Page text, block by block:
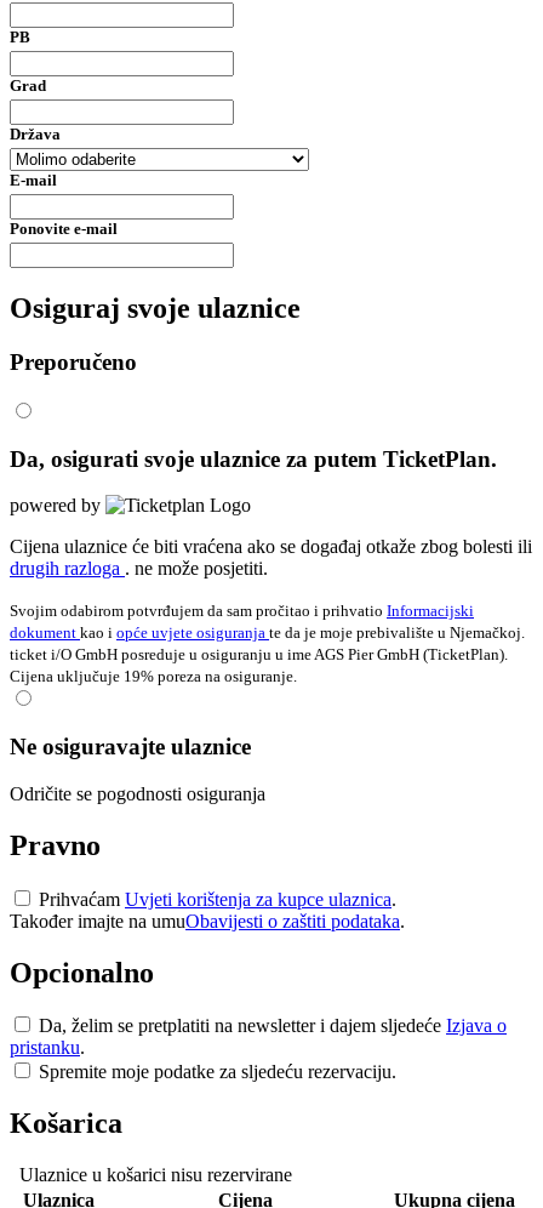
PB
Grad
Država
E-mail
Ponovite e-mail
Osiguraj svoje ulaznice
Preporučeno
Da, osigurati svoje ulaznice za putem TicketPlan.
powered by
Cijena ulaznice će biti vraćena ako se događaj otkaže zbog bolesti ili
drugih razloga . ne može posjetiti.
Svojim odabirom potvrđujem da sam pročitao i prihvatio Informacijski
dokument kao i opće uvjete osiguranja te da je moje prebivalište u Njemačkoj.
ticket i/O GmbH posreduje u osiguranju u ime AGS Pier GmbH (TicketPlan).
Cijena uključuje 19% poreza na osiguranje.
Ne osiguravajte ulaznice
Odričite se pogodnosti osiguranja
Pravno
Prihvaćam Uvjeti korištenja za kupce ulaznica.
Također imajte na umuObavijesti o zaštiti podataka.
Opcionalno
Da, želim se pretplatiti na newsletter i dajem sljedeće Izjava o
pristanku.
Spremite moje podatke za sljedeću rezervaciju.
Košarica
Ulaznice u košarici nisu rezervirane
Ulaznica
Cijena
Ukupna cijena